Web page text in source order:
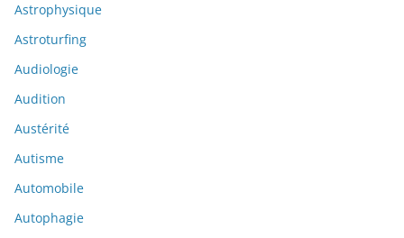
Astrophysique
Astroturfing
Audiologie
Audition
Austérité
Autisme
Automobile
Autophagie